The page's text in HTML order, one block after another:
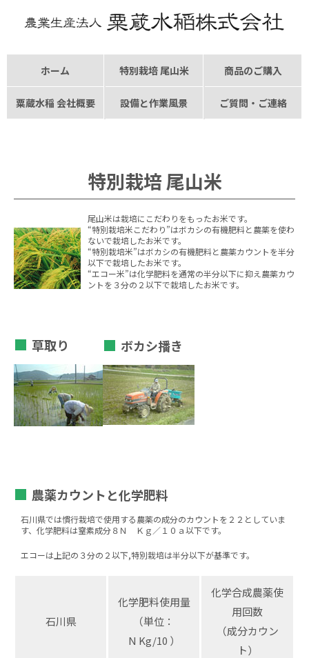
ホーム 特別栽培 尾山米 商品のご購入
粟蔵水稲 会社概要 設備と作業風景 ご質問 ・ ご連絡
特別栽培 尾山米
尾山米は栽培にこだわりをもったお米です。
“特別栽培米こだわり”はボカシの有機肥料と農薬を使わ
ないで栽培したお米です。
“特別栽培米”はボカシの有機肥料と農薬カウントを半分
以下で栽培したお米です。
“エコー米”は化学肥料を通常の半分以下に抑え農薬カウ
ントを３分の２以下で栽培したお米です。
草取り ボカシ播き
農薬カウントと化学肥料
石川県では慣行栽培で使用する農薬の成分のカウントを２２としていま
す、化学肥料は窒素成分８Ｎ Ｋｇ／１０ａ以下です。
エコーは上記の３分の２以下,特別栽培は半分以下が基準です。
石川県
化学肥料使用量
（単位：
N Kg/10 ）
化学合成農薬使
用回数
（成分カウン
ト）